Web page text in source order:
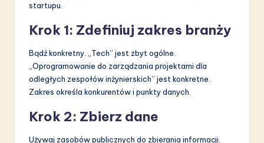
startupu.
Krok 1: Zdefiniuj zakres branży
Bądź konkretny. „Tech” jest zbyt ogólne.
„Oprogramowanie do zarządzania projektami dla
odległych zespołów inżynierskich” jest konkretne.
Zakres określa konkurentów i punkty danych.
Krok 2: Zbierz dane
Używaj zasobów publicznych do zbierania informacji.